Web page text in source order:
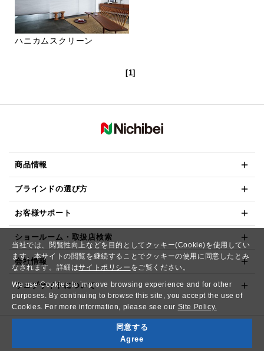
当社では、閲覧性向上などを目的としてクッキー(Cookie)を使用してい
ます。本サイトの閲覧を継続することでクッキーの使用に同意したとみ
なされます。詳細はサイトポリシー をご覧ください。
We use Cookies to improve browsing experience and for other
purposes. By continuing to browse this site, you accept the use of
Cookies. For more information, please see our Site Policy.
同意する
Agree
ハニカムスクリーン
[1]
商品情報
ブラインドの選び方
お客様サポート
ショールーム・取扱店検索
会社情報
ウェブサイトについて
Copyright© NICHIBEI CO.,LTD. All Rights Reserved.